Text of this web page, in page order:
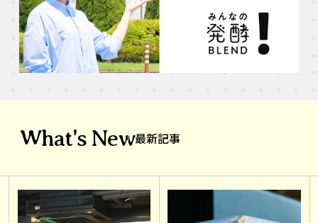
What's New最新記事